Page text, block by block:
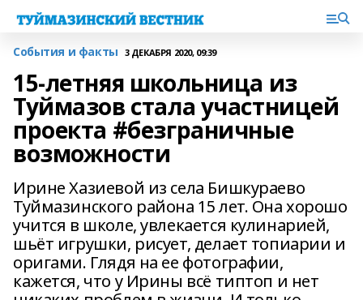
События и факты 3 ДЕКАБРЯ 2020, 09:39
15-летняя школьница из
Туймазов стала участницей
проекта #безграничные
возможности
Ирине Хазиевой из села Бишкураево
Туймазинского района 15 лет. Она хорошо
учится в школе, увлекается кулинарией,
шьёт игрушки, рисует, делает топиарии и
оригами. Глядя на ее фотографии,
кажется, что у Ирины всё типтоп и нет